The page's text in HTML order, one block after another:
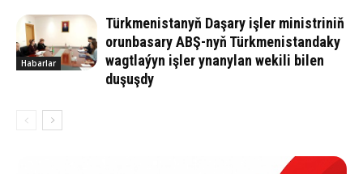
Habarlar
Türkmenistanyň Daşary işler ministriniň
orunbasary ABŞ-nyň Türkmenistandaky
wagtlaýyn işler ynanylan wekili bilen
duşuşdy